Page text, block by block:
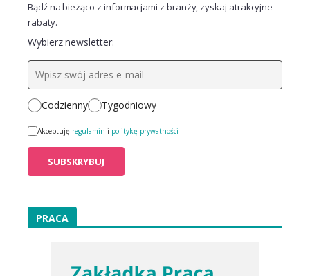
Bądź na bieżąco z informacjami z branży, zyskaj atrakcyjne
rabaty.
Wybierz newsletter:
Codzienny Tygodniowy
Akceptuję regulamin i politykę prywatności
PRACA